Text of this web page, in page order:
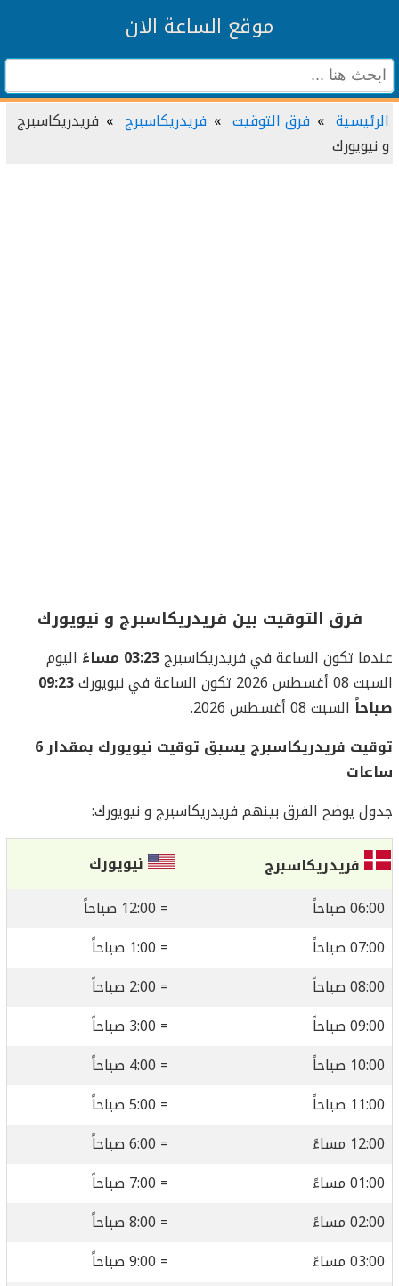
موقع الساعة الان
الرئيسية فرق التوقيت فريدريكاسبرج
فريدريكاسبرج
و نيويورك
فرق التوقيت بين فريدريكاسبرج و نيويورك
عندما تكون الساعة في فريدريكاسبرج03:23 مساءً
اليوم
السبت 08 أغسطس 2026 تكون الساعة في نيويورك
09:23
صباحاً السبت 08 أغسطس 2026.
توقيت فريدريكاسبرج يسبق توقيت نيويورك بمقدار 6
ساعات
جدول يوضح الفرق بينهم فريدريكاسبرج و نيويورك:
فريدريكاسبرج
نيويورك
06:00 صباحاً
= 12:00 صباحاً
07:00 صباحاً
= 1:00 صباحاً
08:00 صباحاً
= 2:00 صباحاً
09:00 صباحاً
= 3:00 صباحاً
10:00 صباحاً
= 4:00 صباحاً
11:00 صباحاً
= 5:00 صباحاً
12:00 مساءً
= 6:00 صباحاً
01:00 مساءً
= 7:00 صباحاً
02:00 مساءً
= 8:00 صباحاً
03:00 مساءً
= 9:00 صباحاً